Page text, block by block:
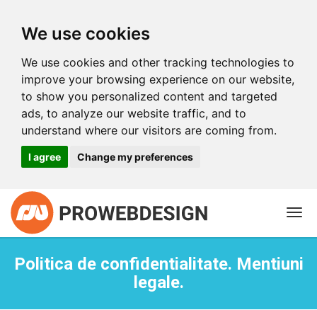
We use cookies
We use cookies and other tracking technologies to
improve your browsing experience on our website,
to show you personalized content and targeted
ads, to analyze our website traffic, and to
understand where our visitors are coming from.
I agree Change my preferences
Politica de confidentialitate. Mentiuni
legale.